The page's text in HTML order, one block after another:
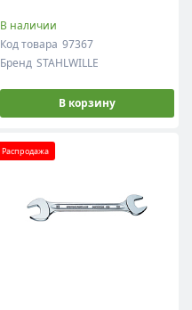
В наличии
Код товара 97367
Бренд STAHLWILLE
В корзину
Распродажа